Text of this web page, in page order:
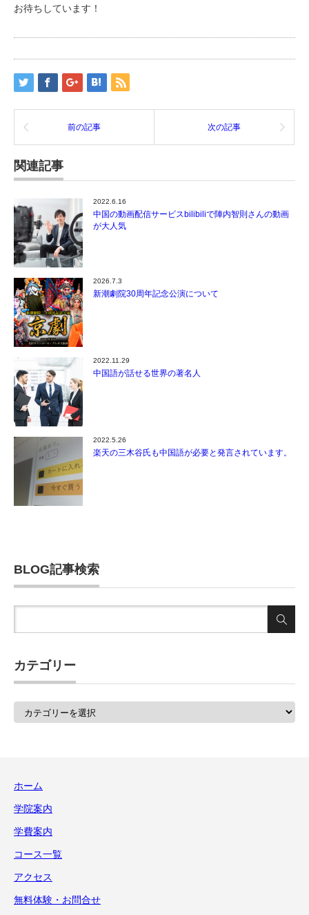
お待ちしています！
前の記事 次の記事
関連記事
2022.6.16
中国の動画配信サービスbilibiliで陣内智則さんの動画
が大人気
2026.7.3
新潮劇院30周年記念公演について
2022.11.29
中国語が話せる世界の著名人
2022.5.26
楽天の三木谷氏も中国語が必要と発言されています。
BLOG記事検索
カテゴリー
カ
ホーム
学院案内
学費案内
コース一覧
アクセス
無料体験・お問合せ